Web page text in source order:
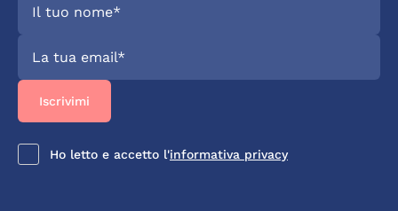
Ho letto e accetto l'informativa privacy